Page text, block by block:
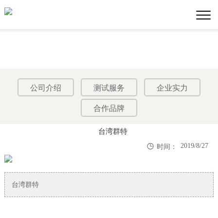
公司介绍 测试服务 企业实力
合作品牌
台湾群特
 时间： 2019/8/27
台湾群特